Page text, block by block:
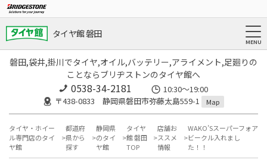
タイヤ館 磐田
磐田,袋井,掛川でタイヤ,オイル,バッテリー,アライメント,足廻りの
ことならブリヂストンのタイヤ館へ
0538-34-2181
10:30～19:00
〒438-0833 静岡県磐田市弥藤太島559-1
Map
タイヤ・ホイー
ル専門店のタイ
ヤ館
都道府
県から
探す
静岡県
のタイ
ヤ館
タイヤ
館 磐田
TOP
店舗お
ススメ
情報
WAKO’Sスーパーフォア
ビークル入れまし
た！！